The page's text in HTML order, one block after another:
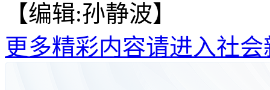
【编辑:孙静波】
更多精彩内容请进入社会